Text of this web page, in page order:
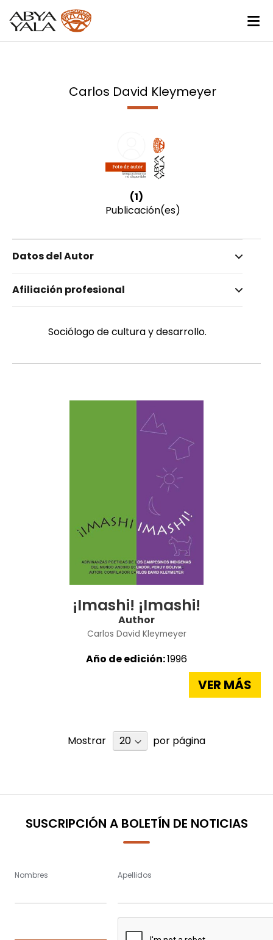
Carlos David Kleymeyer
(1)
Publicación(es)
Datos del Autor
Kleymeyer, Carlos David
Masculino
Afiliación profesional
Sociólogo de cultura y desarrollo.
¡Imashi! ¡Imashi!
Author
Carlos David Kleymeyer
Año de edición:1996
VER MÁS
Mostrar por página
SUSCRIPCIÓN A BOLETÍN DE NOTICIAS
Nombres Apellidos